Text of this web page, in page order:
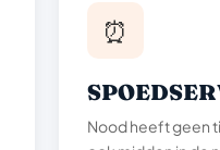
⏰
Nood heeft geen